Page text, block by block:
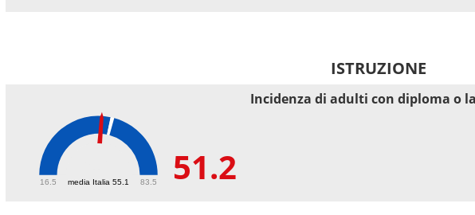
ISTRUZIONE
media Italia 55.1
16.5 83.5 51.2
Incidenza di adulti con diploma o